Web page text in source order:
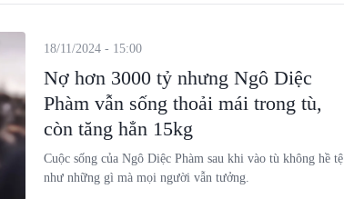
Nợ hơn 3000 tỷ nhưng Ngô Diệc
Phàm vẫn sống thoải mái trong tù,
còn tăng hẳn 15kg
18/11/2024 - 15:00
Cuộc sống của Ngô Diệc Phàm sau khi vào tù không hề tệ
như những gì mà mọi người vẫn tưởng.